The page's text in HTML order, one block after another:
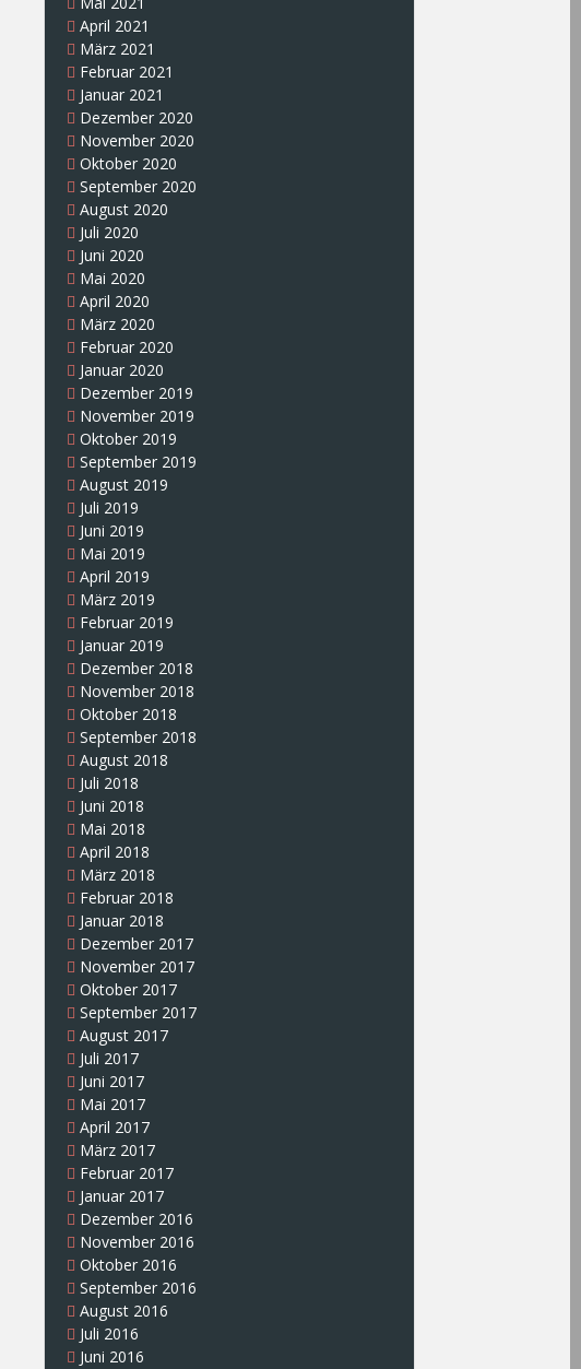
April 2021
März 2021
Februar 2021
Januar 2021
Dezember 2020
November 2020
Oktober 2020
September 2020
August 2020
Juli 2020
Juni 2020
Mai 2020
April 2020
März 2020
Februar 2020
Januar 2020
Dezember 2019
November 2019
Oktober 2019
September 2019
August 2019
Juli 2019
Juni 2019
Mai 2019
April 2019
März 2019
Februar 2019
Januar 2019
Dezember 2018
November 2018
Oktober 2018
September 2018
August 2018
Juli 2018
Juni 2018
Mai 2018
April 2018
März 2018
Februar 2018
Januar 2018
Dezember 2017
November 2017
Oktober 2017
September 2017
August 2017
Juli 2017
Juni 2017
Mai 2017
April 2017
März 2017
Februar 2017
Januar 2017
Dezember 2016
November 2016
Oktober 2016
September 2016
August 2016
Juli 2016
Juni 2016